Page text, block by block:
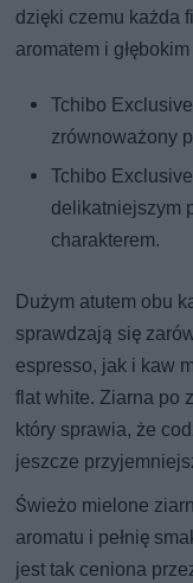
dzięki czemu każda
aromatem i
Tchibo
zrównoważony
Tchibo
delikatniejszym
charakterem.
Dużym atutem obu
sprawdzają się
espresso, jak i kaw
flat white. Ziarna po
który sprawia, że
jeszcze
Świeżo mielone
aromatu i pełnię
jest tak ceniona